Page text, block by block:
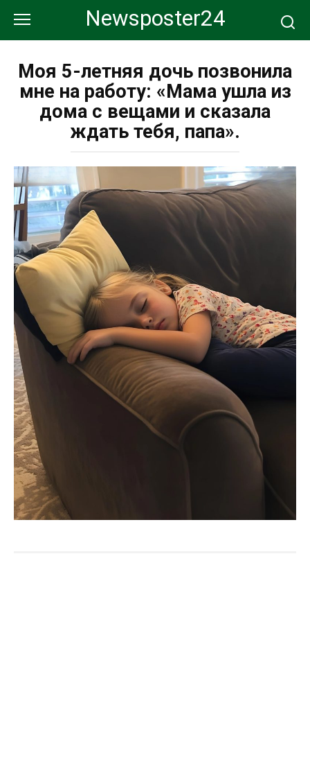
контенту
Newsposter24
Моя 5-летняя дочь позвонила
мне на работу: «Мама ушла из
дома с вещами и сказала
ждать тебя, папа».